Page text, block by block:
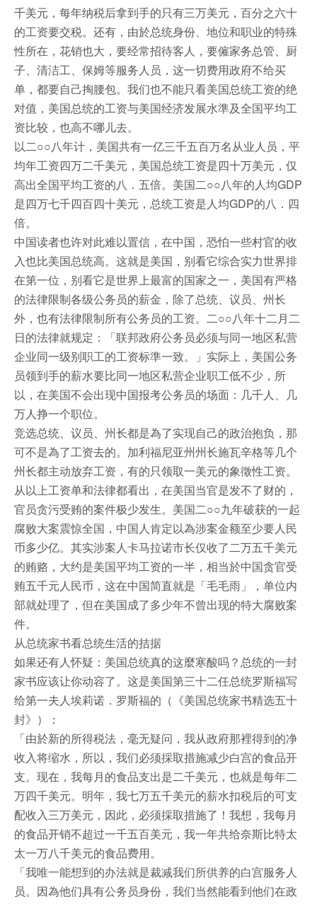
千美元，每年纳税后拿到手的只有三万美元，百分之六十
的工资要交税。还有，由於总统身份、地位和职业的特殊
性所在，花销也大，要经常招待客人，要僱家务总管、厨
子、清洁工、保姆等服务人员，这一切费用政府不给买
单，都要自己掏腰包。我们也不能只看美国总统工资的绝
对值，美国总统的工资与美国经济发展水準及全国平均工
资比较，也高不哪儿去。
以二○○八年计，美国共有一亿三千五百万名从业人员，平
均年工资四万二千美元，美国总统工资是四十万美元，仅
高出全国平均工资的八．五倍。美国二○○八年的人均GDP
是四万七千四百四十美元，总统工资是人均GDP的八．四
倍。
中国读者也许对此难以置信，在中国，恐怕一些村官的收
入也比美国总统高。这就是美国，别看它综合实力世界排
在第一位，别看它是世界上最富的国家之一，美国有严格
的法律限制各级公务员的薪金，除了总统、议员、州长
外，也有法律限制所有公务员的工资。二○○八年十二月二
日的法律就规定：「联邦政府公务员必须与同一地区私营
企业同一级别职工的工资标準一致。」实际上，美国公务
员领到手的薪水要比同一地区私营企业职工低不少，所
以，在美国不会出现中国报考公务员的场面：几千人、几
万人挣一个职位。
竞选总统、议员、州长都是為了实现自己的政治抱负，那
可不是為了工资去的。加利福尼亚州州长施瓦辛格等几个
州长都主动放弃工资，有的只领取一美元的象徵性工资。
从以上工资单和法律都看出，在美国当官是发不了财的，
官员贪污受贿的案件极少发生。美国二○○九年破获的一起
腐败大案震惊全国，中国人肯定以為涉案金额至少要人民
币多少亿。其实涉案人卡马拉诺市长仅收了二万五千美元
的贿赂，大约是美国平均工资的一半，相当於中国贪官受
贿五千元人民币，这在中国简直就是「毛毛雨」，单位内
部就处理了，但在美国成了多少年不曾出现的特大腐败案
件。
从总统家书看总统生活的拮据
如果还有人怀疑：美国总统真的这麼寒酸吗？总统的一封
家书应该让你动容了。这是美国第三十二任总统罗斯福写
给第一夫人埃莉诺．罗斯福的（《美国总统家书精选五十
封》）：
「由於新的所得税法，毫无疑问，我从政府那裡得到的净
收入将缩水，所以，我们必须採取措施减少白宫的食品开
支。现在，我每月的食品支出是二千美元，也就是每年二
万四千美元。明年，我七万五千美元的薪水扣税后的可支
配收入三万美元，因此，必须採取措施了！我想，我每月
的食品开销不超过一千五百美元，我一年共给奈斯比特太
太一万八千美元的食品费用。
「我唯一能想到的办法就是裁减我们所供养的白宫服务人
员。因為他们具有公务员身份，我们当然能看到他们在政